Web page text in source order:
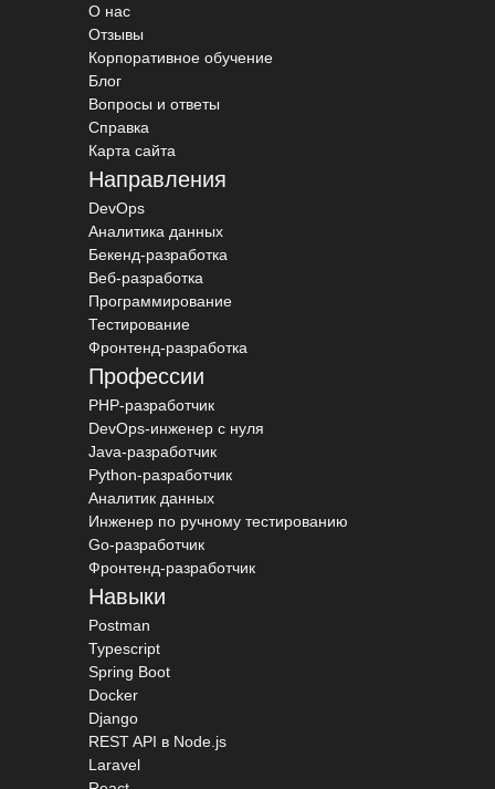
О нас
Отзывы
Корпоративное обучение
Блог
Вопросы и ответы
Справка
Карта сайта
Направления
DevOps
Аналитика данных
Бекенд-разработка
Веб-разработка
Программирование
Тестирование
Фронтенд-разработка
Профессии
PHP-разработчик
DevOps-инженер с нуля
Java-разработчик
Python-разработчик
Аналитик данных
Инженер по ручному тестированию
Go-разработчик
Фронтенд-разработчик
Навыки
Postman
Typescript
Spring Boot
Docker
Django
REST API в Node.js
Laravel